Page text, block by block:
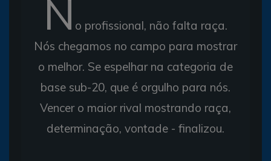
N o profissional, não falta raça.
Nós chegamos no campo para mostrar
o melhor. Se espelhar na categoria de
base sub-20, que é orgulho para nós.
Vencer o maior rival mostrando raça,
determinação, vontade - finalizou.